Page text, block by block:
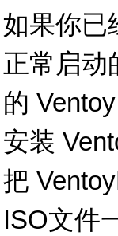
如果你已
正常启动
的
安装
把
ISO文件